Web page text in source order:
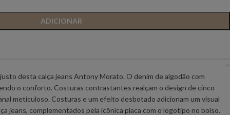
PREMIUM ANIYE BY
ICEBERG WOMAN IMPERIAL
ADICIONAR
desta calça jeans Antony Morato. O denim de algodão com
o conforto. Costuras contrastantes realçam o design de cinco
meticuloso. Costuras e um efeito desbotado adicionam um visual
jeans, complementados pela icônica placa com o logotipo no bolso.